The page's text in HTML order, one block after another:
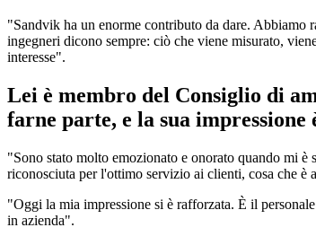
"Sandvik ha un enorme contributo da dare. Abbiamo
ingegneri dicono sempre: ciò che viene misurato,
interesse".
Lei è membro del Consiglio di
farne parte, e la sua
"Sono stato molto emozionato e onorato quando mi
riconosciuta per l'ottimo servizio ai clienti, cosa che è
"Oggi la mia impressione si è rafforzata. È il
in azienda".